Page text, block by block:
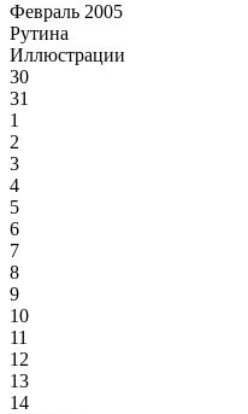
Февраль 2005
Рутина
Иллюстрации
30
31
1
2
3
4
5
6
7
8
9
10
11
12
13
14